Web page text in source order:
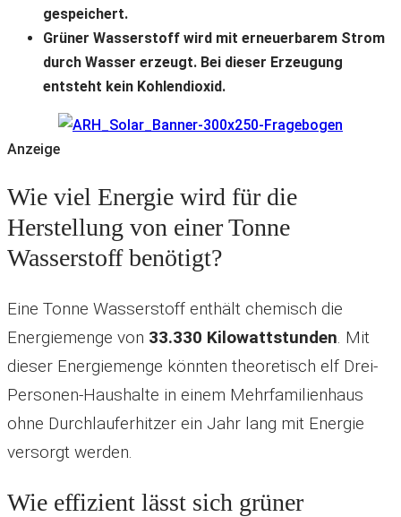
gespeichert.
Grüner Wasserstoff wird mit erneuerbarem Strom
durch Wasser erzeugt. Bei dieser Erzeugung
entsteht kein Kohlendioxid.
Anzeige
Wie viel Energie wird für die
Herstellung von einer Tonne
Wasserstoff benötigt?
Eine Tonne Wasserstoff enthält chemisch die
Energiemenge von 33.330 Kilowattstunden. Mit
dieser Energiemenge könnten theoretisch elf Drei-
Personen-Haushalte in einem Mehrfamilienhaus
ohne Durchlauferhitzer ein Jahr lang mit Energie
versorgt werden.
Wie effizient lässt sich grüner